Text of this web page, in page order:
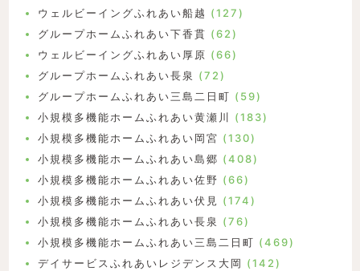
ウェルビーイングふれあい船越 (127)
グループホームふれあい下香貫 (62)
ウェルビーイングふれあい厚原 (66)
グループホームふれあい長泉 (72)
グループホームふれあい三島二日町 (59)
小規模多機能ホームふれあい黄瀬川
(183)
小規模多機能ホームふれあい岡宮 (130)
小規模多機能ホームふれあい島郷 (408)
小規模多機能ホームふれあい佐野 (66)
小規模多機能ホームふれあい伏見 (174)
小規模多機能ホームふれあい長泉 (76)
小規模多機能ホームふれあい三島二日町 (469)
デイサービスふれあいレジデンス大岡 (142)